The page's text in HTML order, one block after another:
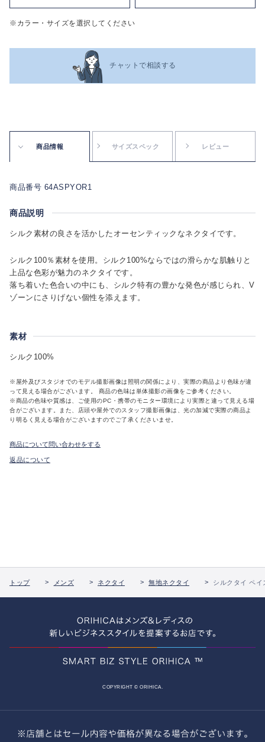
※カラー・サイズを選択してください
チャットで相談する
商品情報 サイズスペック レビュー
商品番号 64ASPYOR1
商品説明
シルク素材の良さを活かしたオーセンティックなネクタイです。
シルク100％素材を使用。シルク100%ならではの滑らかな肌触りと
上品な色彩が魅力のネクタイです。
落ち着いた色合いの中にも、シルク特有の豊かな発色が感じられ、V
ゾーンにさりげない個性を添えます。
素材
シルク100%
※屋外及びスタジオでのモデル撮影画像は照明の関係により、実際の商品より色味が違
って見える場合がございます。 商品の色味は単体撮影の画像をご参考ください。
※商品の色味や質感は、ご使用のPC・携帯のモニター環境により実際と違って見える場
合がございます。また、店頭や屋外でのスタッフ撮影画像は、光の加減で実際の商品よ
り明るく見える場合がございますのでご了承くださいませ。
商品について問い合わせをする
返品について
トップ メンズ ネクタイ 無地ネクタイ シルクタイ ペイ
COPYRIGHT © ORIHICA.